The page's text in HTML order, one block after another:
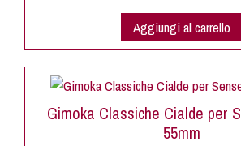
Aggiungi al carrello
Gimoka Classiche Cialde per
55mm